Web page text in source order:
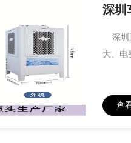
深圳
深圳
大、电
查